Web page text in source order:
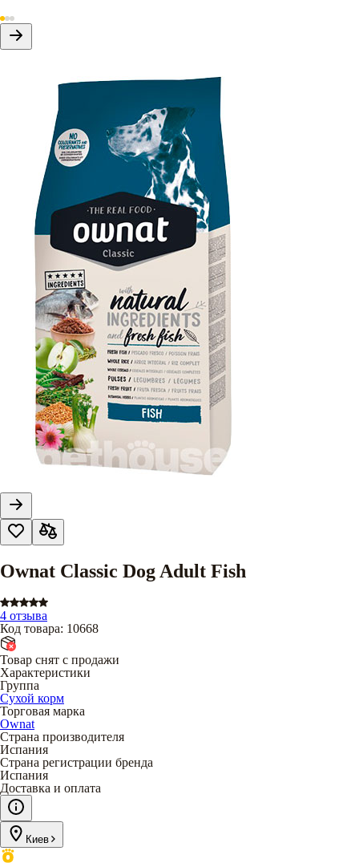
Ownat Classic Dog Adult Fish
4 отзыва
Код товара: 10668
Товар снят с продажи
Характеристики
Группа
Сухой корм
Торговая марка
Ownat
Страна производителя
Испания
Страна регистрации бренда
Испания
Доставка и оплата
Киев